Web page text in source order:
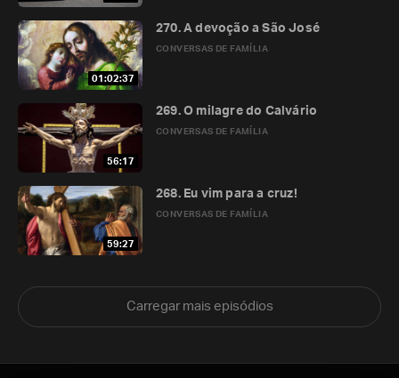
01:02:37
CONVERSAS DE FAMÍLIA
270. A devoção a São José
56:17
CONVERSAS DE FAMÍLIA
269. O milagre do Calvário
59:27
CONVERSAS DE FAMÍLIA
268. Eu vim para a cruz!
Carregar mais episódios